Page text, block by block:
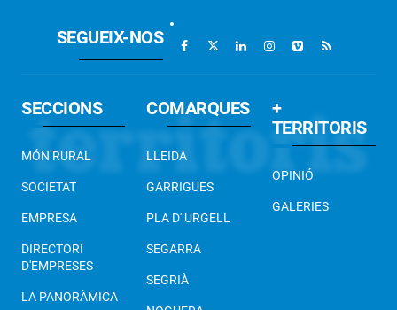
SEGUEIX-NOS
SECCIONS
MÓN RURAL
SOCIETAT
EMPRESA
DIRECTORI
D'EMPRESES
LA PANORÀMICA
COMARQUES
LLEIDA
GARRIGUES
PLA D' URGELL
SEGARRA
SEGRIÀ
+
TERRITORIS
OPINIÓ
GALERIES